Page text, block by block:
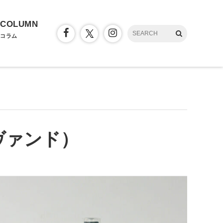
COLUMN
コラム
ンド）